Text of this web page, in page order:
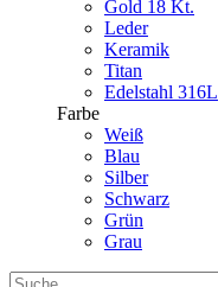
Gold 18 Kt.
Leder
Keramik
Titan
Edelstahl 316L
Farbe
Weiß
Blau
Silber
Schwarz
Grün
Grau